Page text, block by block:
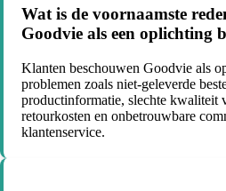
Wat is de voornaamste
Goodvie als een oplichting
Klanten beschouwen Goodvie als
problemen zoals niet-geleverde
productinformatie, slechte kwaliteit
retourkosten en onbetrouwbare
klantenservice.